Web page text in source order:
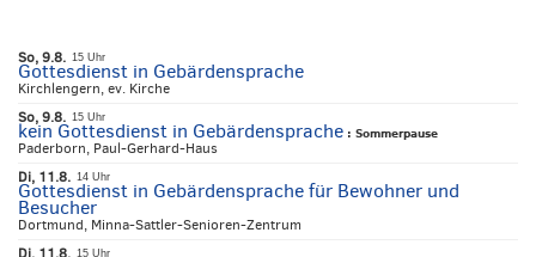
So, 9.8. 15 Uhr
Gottesdienst in Gebärdensprache
Kirchlengern, ev. Kirche
So, 9.8. 15 Uhr
kein Gottesdienst in Gebärdensprache : Sommerpause
Paderborn, Paul-Gerhard-Haus
Di, 11.8. 14 Uhr
Gottesdienst in Gebärdensprache für Bewohner und
Besucher
Dortmund, Minna-Sattler-Senioren-Zentrum
Di, 11.8. 15 Uhr